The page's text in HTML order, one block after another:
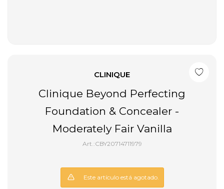
CLINIQUE
Clinique Beyond Perfecting
Foundation & Concealer -
Moderately Fair Vanilla
CBY20714711979
Este artículo está agotado.